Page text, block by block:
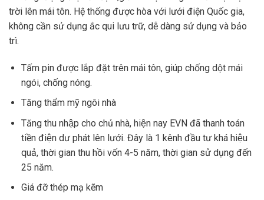
trời lên mái tôn. Hệ thống được hòa với lưới điện Quốc gia,
không cần sử dụng ắc qui lưu trữ, dễ dàng sử dụng và bảo
trì.
Tấm pin được lắp đặt trên mái tôn, giúp chống dột mái
ngói, chống nóng.
Tăng thẩm mỹ ngôi nhà
Tăng thu nhập cho chủ nhà, hiện nay EVN đã thanh toán
tiền điện dư phát lên lưới. Đây là 1 kênh đầu tư khá hiệu
quả, thời gian thu hồi vốn 4-5 năm, thời gian sử dụng đến
25 năm.
Giá đỡ thép mạ kẽm